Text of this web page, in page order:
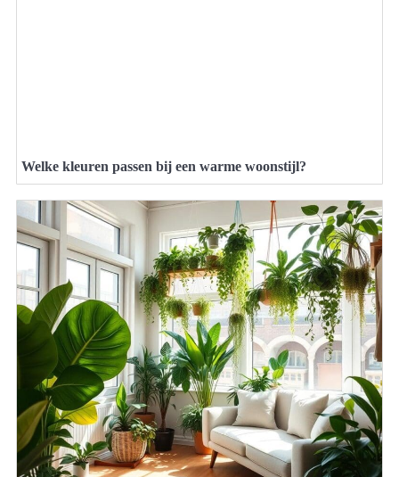
Welke kleuren passen bij een warme woonstijl?